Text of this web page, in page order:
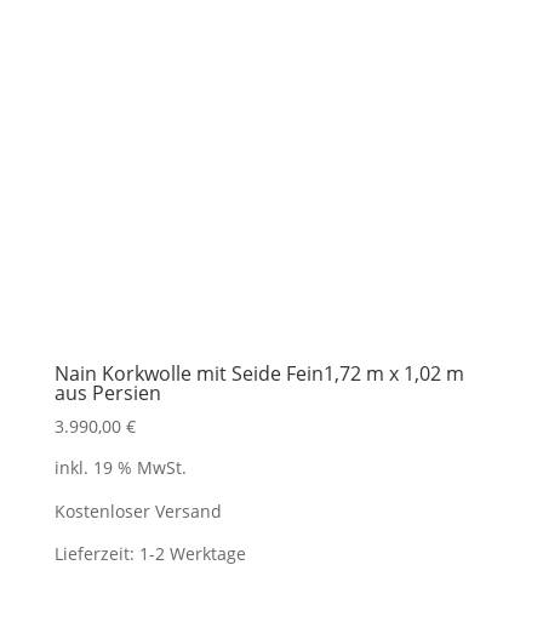
Nain Korkwolle mit Seide Fein1,72 m x 1,02 m
aus Persien
3.990,00 €
inkl. 19 % MwSt.
Kostenloser Versand
Lieferzeit: 1-2 Werktage